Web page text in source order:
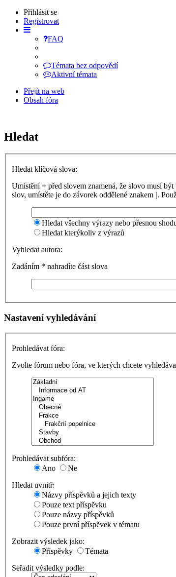
Přihlásit se
Registrovat
FAQ
Témata bez odpovědí
Aktivní témata
Přejít na web
Obsah fóra
Hledat
Hledat klíčová slova:
Umístění+ před slovem znamená, že slovo musí
slov, umístěte je do závorek oddělené znakem |.
Hledat všechny výrazy nebo přesnou
Hledat kterýkoliv z výrazů
Vyhledat autora:
Zadáním * nahradíte část slova
Nastavení vyhledávání
Prohledávat fóra:
Zvolte fórum nebo fóra, ve kterých chcete
Prohledávat subfóra:
Ano
Ne
Hledat uvnitř:
Názvy příspěvků a jejich texty
Pouze text příspěvku
Pouze názvy příspěvků
Pouze první příspěvek v tématu
Zobrazit výsledek jako:
Příspěvky
Témata
Seřadit výsledky podle: